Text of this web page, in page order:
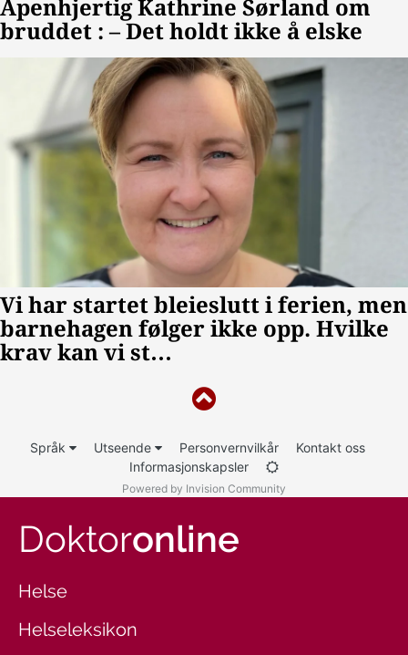
Språk Utseende Personvernvilkår
Kontakt oss
Informasjonskapsler
Powered by Invision Community
Doktoronline
Helse
Helseleksikon